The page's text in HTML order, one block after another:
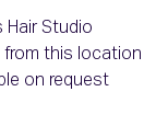
Hair Studio
this location
on request